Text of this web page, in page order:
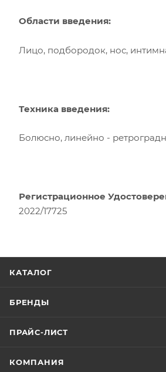
Области введения:
Лицо, подбородок, нос,
Техника введения:
Болюсно, линейно -
Регистрационное
2022/17725
КАТАЛОГ
БРЕНДЫ
ПРАЙС-ЛИСТ
КОМПАНИЯ